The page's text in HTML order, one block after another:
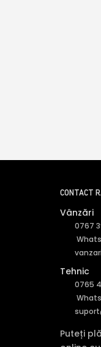
CONTACT
Vânzări
0767
Tehnic
0765
Puteți